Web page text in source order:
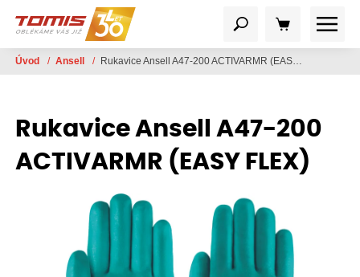
Úvod / Ansell / Rukavice Ansell A47-200 ACTIVARMR (EASY FLEX)
Rukavice Ansell A47-200
ACTIVARMR (EASY FLEX)